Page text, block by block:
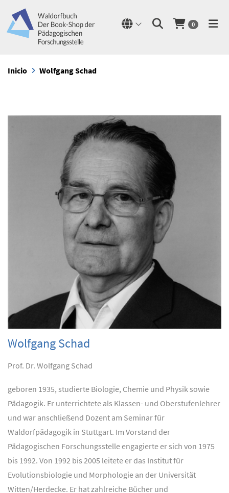
0
Inicio Wolfgang Schad
Wolfgang Schad
Prof. Dr. Wolfgang Schad
geboren 1935, studierte Biologie, Chemie und Physik sowie
Pädagogik. Er unterrichtete als Klassen- und Oberstufenlehrer
und war anschließend Dozent am Seminar für
Waldorfpädagogik in Stuttgart. Im Vorstand der
Pädagogischen Forschungsstelle engagierte er sich von 1975
bis 1992. Von 1992 bis 2005 leitete er das Institut für
Evolutionsbiologie und Morphologie an der Universität
Witten/Herdecke. Er hat zahlreiche Bücher und